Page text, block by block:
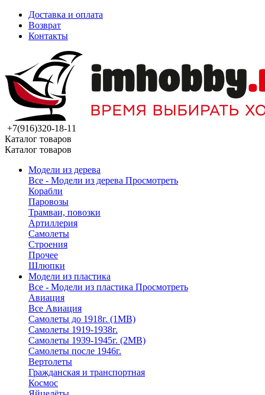
Доставка и оплата
Возврат
Контакты
+7(916)320-18-11
Каталог товаров
Каталог товаров
Модели из дерева
Все - Модели из дерева Просмотреть
Корабли
Паровозы
Трамваи, повозки
Артиллерия
Самолеты
Строения
Прочее
Шлюпки
Модели из пластика
Все - Модели из пластика Просмотреть
Авиация
Все Авиация
Самолеты до 1918г. (1МВ)
Самолеты 1919-1938г.
Самолеты 1939-1945г. (2МВ)
Самолеты после 1946г.
Вертолеты
Гражданская и транспортная
Космос